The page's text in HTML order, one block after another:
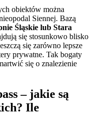
obiektów można
Siennej. Bazą
Śląskie lub Stara
się stosunkowo blisko
się zarówno lepsze
prywatne. Tak bogaty
się o znalezienie
– jakie są
Ile